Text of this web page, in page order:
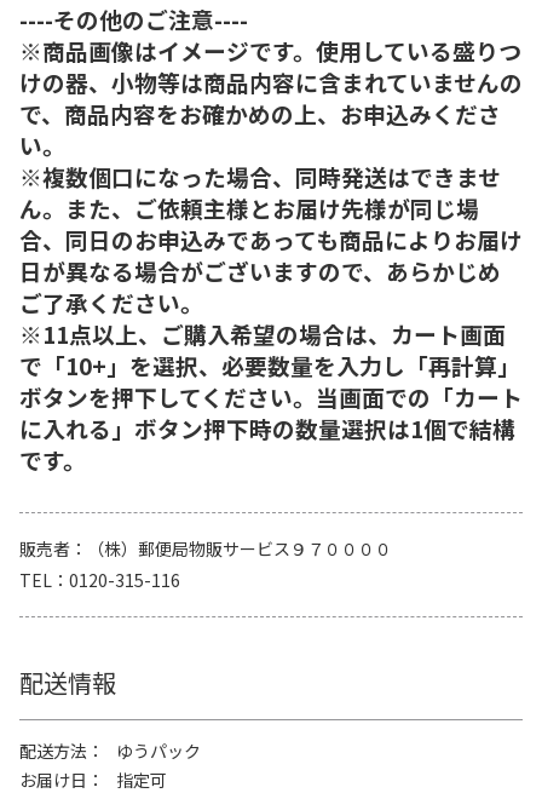
----その他のご注意----
※商品画像はイメージです。使用している盛りつ
けの器、小物等は商品内容に含まれていませんの
で、商品内容をお確かめの上、お申込みくださ
い。
※複数個口になった場合、同時発送はできませ
ん。また、ご依頼主様とお届け先様が同じ場
合、同日のお申込みであっても商品によりお届け
日が異なる場合がございますので、あらかじめ
ご了承ください。
※11点以上、ご購入希望の場合は、カート画面
で「10+」を選択、必要数量を入力し「再計算」
ボタンを押下してください。当画面での「カート
に入れる」ボタン押下時の数量選択は1個で結構
です。
販売者
（株）郵便局物販サービス９７００００
TEL
0120-315-116
配送情報
配送方法
ゆうパック
お届け日
指定可